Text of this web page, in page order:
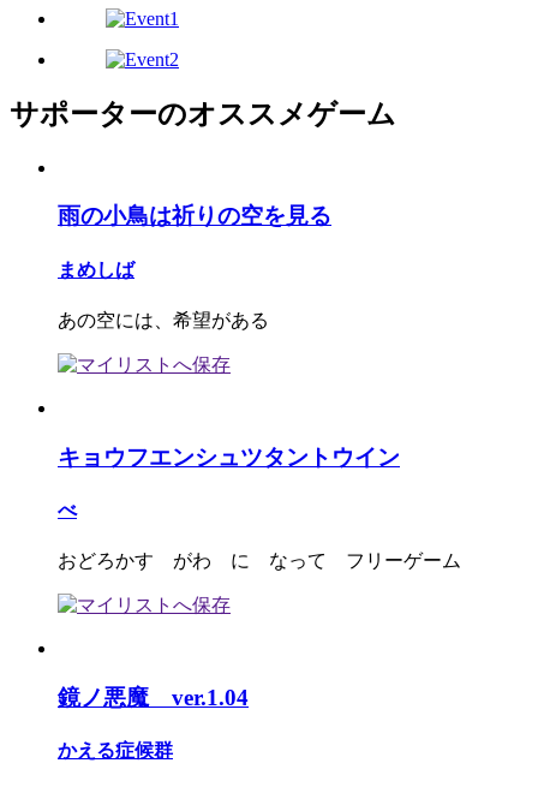
サポーターのオススメゲーム
雨の小鳥は祈りの空を見る
まめしば
あの空には、希望がある
キョウフエンシュツタントウイン
べ
おどろかす がわ に なって フリーゲーム
鏡ノ悪魔 ver.1.04
かえる症候群